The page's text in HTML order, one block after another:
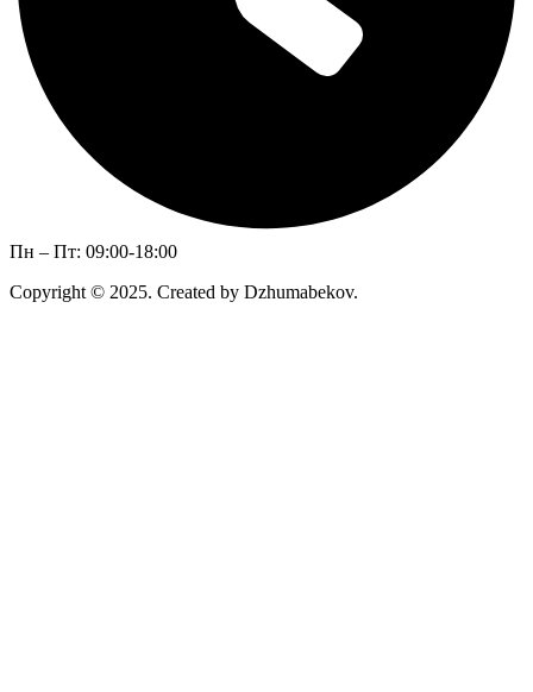
Пн – Пт: 09:00-18:00
Copyright © 2025. Created by Dzhumabekov.